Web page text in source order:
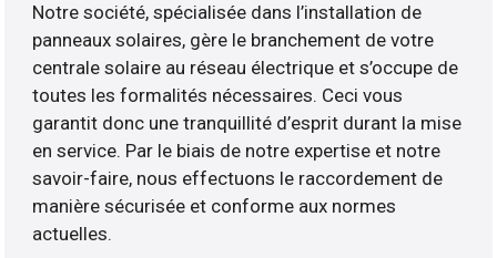
Notre société, spécialisée dans l’installation de
panneaux solaires, gère le branchement de votre
centrale solaire au réseau électrique et s’occupe de
toutes les formalités nécessaires. Ceci vous
garantit donc une tranquillité d’esprit durant la mise
en service. Par le biais de notre expertise et notre
savoir-faire, nous effectuons le raccordement de
manière sécurisée et conforme aux normes
actuelles.